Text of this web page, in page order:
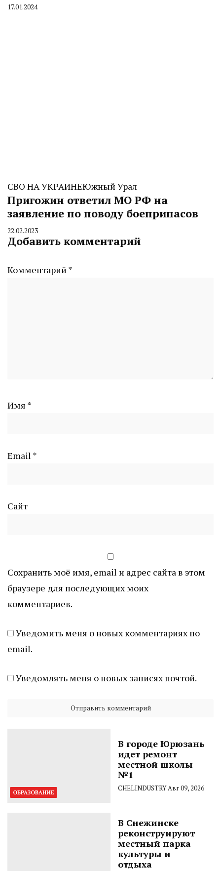
By
17.01.2024
СВО НА УКРАИНЕЮжный Урал
Пригожин ответил МО РФ на
заявление по поводу боеприпасов
By
CHELINDUSTRY
22.02.2023
Добавить комментарий
Комментарий *
Имя *
Email *
Сайт
Сохранить моё имя, email и адрес сайта в этом
браузере для последующих моих
комментариев.
Уведомить меня о новых комментариях по
email.
Уведомлять меня о новых записях почтой.
ОБРАЗОВАНИЕ
В городе Юрюзань
идет ремонт
местной школы
№1
CHELINDUSTRYАвг 09, 2026
В Снежинске
реконструируют
местный парка
культуры и
отдыха